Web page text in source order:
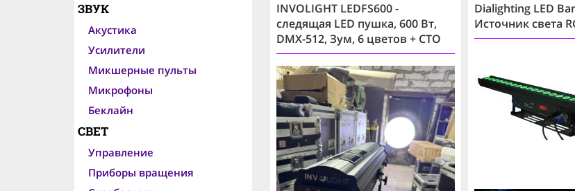
ЗВУК
Акустика
Усилители
Микшерные пульты
Микрофоны
Беклайн
СВЕТ
Управление
Приборы вращения
INVOLIGHT LEDFS600 -
следящая LED пушка, 600 Вт,
DMX-512, Зум, 6 цветов + CTO
Dialighting LED
Источник света